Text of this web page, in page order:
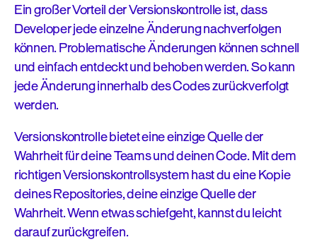
Ein großer Vorteil der Versionskontrolle ist, dass
Developer jede einzelne Änderung nachverfolgen
können. Problematische Änderungen können schnell
und einfach entdeckt und behoben werden. So kann
jede Änderung innerhalb des Codes zurückverfolgt
werden.
Versionskontrolle bietet eine einzige Quelle der
Wahrheit für deine Teams und deinen Code. Mit dem
richtigen Versionskontrollsystem hast du eine Kopie
deines Repositories, deine einzige Quelle der
Wahrheit. Wenn etwas schiefgeht, kannst du leicht
darauf zurückgreifen.